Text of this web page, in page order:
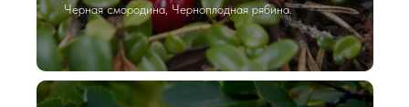
Черная смородина, Черноплодная рябина.